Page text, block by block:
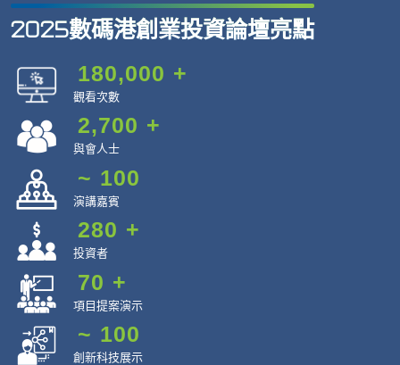
2025數碼港創業投資論壇亮點
180,000 +
觀看次數
2,700 +
與會人士
~ 100
演講嘉賓
280 +
投資者
70 +
項目提案演示
~ 100
創新科技展示